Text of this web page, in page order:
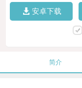
安卓下载
简介